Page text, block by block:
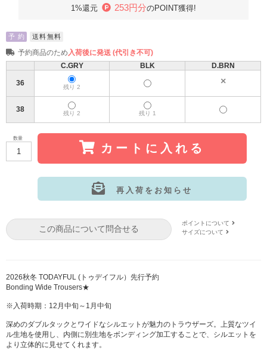
1%還元 253円分のPOINT獲得!
予 約 送料無料
予約商品のため入荷後に発送 (代引き不可)
C.GRY
BLK D.BRN
36 残り 2
38 残り 2 残り 1
数量
カートに入れる
再入荷をお知らせ
この商品について問合せる
ポイントについて
サイズについて
2026秋冬 TODAYFUL (トゥデイフル）先行予約
Bonding Wide Trousers★
※入荷時期：12月中旬～1月中旬
深めのダブルタックとワイドなシルエットが魅力のトラウザーズ。上質なツイ
ル生地を使用し、内側に別生地をボンディング加工することで、シルエットを
より立体的に見せてくれます。